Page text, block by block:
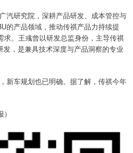
研究院，深耕产品研发、成本管控与
的产品领域，推动传祺产品力持续提
求。王彧曾以研发总监身份，主导传祺
，是兼具技术深度与产品洞察的专业
车规划也已明确。据了解，传祺今年